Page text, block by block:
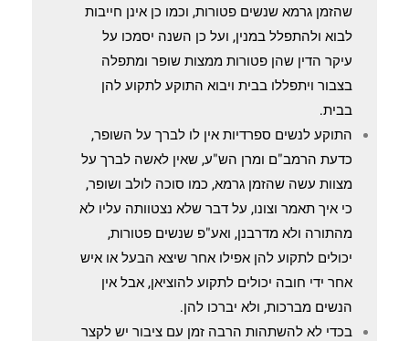
שהזמן גרמא שנשים פטורות, וכמו כן אינן חייבות
לבוא ולהתפלל במנין, ועל כן השנה יסמכו על
עיקר הדין שהן פטורות ממצות שופר ומתפלה
בצבור ויתפללו בבית ויבוא התוקע לתקוע להן
בבית.
התוקע לנשים ספרדיות אין לו לברך על השופר,
כדעת הרמב"ם ומרן הש"ע, שאין לאשה לברך על
מצוות עשה שהזמן גרמא, כמו סוכה לולב ושופר,
כי איך תאמר וצונו, על דבר שלא נצטוותה עליו לא
מהתורה ולא מדרבנן, ואע"פ שנשים פטורות,
יכולים לתקוע להן אפילו אחר שיצא הבעל או איש
אחר ידי חובה יכולים לתקוע להוציאן, אבל אין
הנשים מברכות, ולא יברכו להן.
בכדי לא להשתהות הרבה זמן עם ציבור יש לקצר